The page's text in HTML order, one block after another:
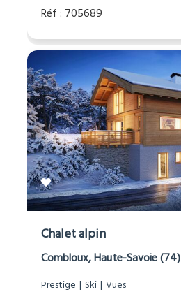
Réf : 705689
Chalet alpin
Combloux, Haute-Savoie (74)
Prestige Ski Vues